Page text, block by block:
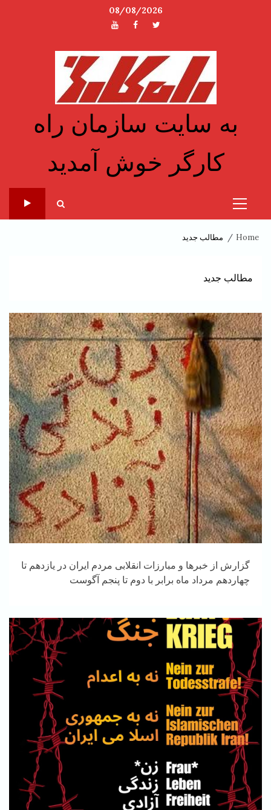
08/08/2026
توئیترفیسبوکیوتیوب
به سایت سازمان راه
کارگر خوش آمدید
Primary
Home مطالب جدید
مطالب جدید
گزارش از خبرها و مبارزات انقلابی مردم ایران در یازدهم تا
چهاردهم مرداد ماه برابر با دوم تا پنجم آگوست